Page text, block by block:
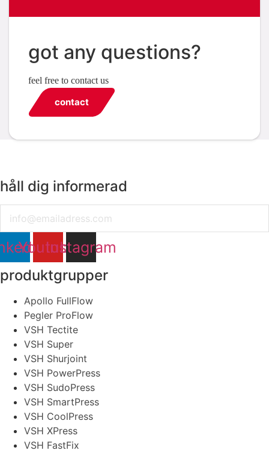
got any questions?
feel free to contact us
contact
håll dig informerad
Youtube
Instagram
produktgrupper
Apollo FullFlow
Pegler ProFlow
VSH Tectite
VSH Super
VSH Shurjoint
VSH PowerPress
VSH SudoPress
VSH SmartPress
VSH CoolPress
VSH XPress
VSH FastFix